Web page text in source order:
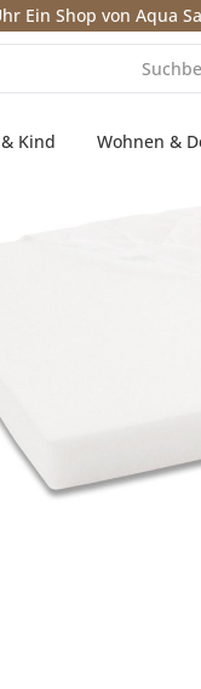
Ein Shop von Aqua
Kind Wohnen &